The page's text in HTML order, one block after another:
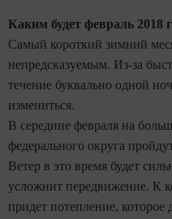
Каким будет февраль 2018
Самый короткий зимний
непредсказуемым. Из-за
течение буквально одной
измениться.
В середине февраля на
федерального округа
Ветер в это время будет
усложнит передвижение. К
придет потепление, которое